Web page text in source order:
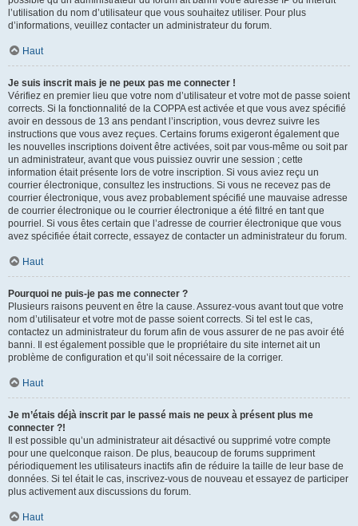
l’utilisation du nom d’utilisateur que vous souhaitez utiliser. Pour plus
d’informations, veuillez contacter un administrateur du forum.
Haut
Je suis inscrit mais je ne peux pas me connecter !
Vérifiez en premier lieu que votre nom d’utilisateur et votre mot de passe soient
corrects. Si la fonctionnalité de la COPPA est activée et que vous avez spécifié
avoir en dessous de 13 ans pendant l’inscription, vous devrez suivre les
instructions que vous avez reçues. Certains forums exigeront également que
les nouvelles inscriptions doivent être activées, soit par vous-même ou soit par
un administrateur, avant que vous puissiez ouvrir une session ; cette
information était présente lors de votre inscription. Si vous aviez reçu un
courrier électronique, consultez les instructions. Si vous ne recevez pas de
courrier électronique, vous avez probablement spécifié une mauvaise adresse
de courrier électronique ou le courrier électronique a été filtré en tant que
pourriel. Si vous êtes certain que l’adresse de courrier électronique que vous
avez spécifiée était correcte, essayez de contacter un administrateur du forum.
Haut
Pourquoi ne puis-je pas me connecter ?
Plusieurs raisons peuvent en être la cause. Assurez-vous avant tout que votre
nom d’utilisateur et votre mot de passe soient corrects. Si tel est le cas,
contactez un administrateur du forum afin de vous assurer de ne pas avoir été
banni. Il est également possible que le propriétaire du site internet ait un
problème de configuration et qu’il soit nécessaire de la corriger.
Haut
Je m’étais déjà inscrit par le passé mais ne peux à présent plus me
connecter ?!
Il est possible qu’un administrateur ait désactivé ou supprimé votre compte
pour une quelconque raison. De plus, beaucoup de forums suppriment
périodiquement les utilisateurs inactifs afin de réduire la taille de leur base de
données. Si tel était le cas, inscrivez-vous de nouveau et essayez de participer
plus activement aux discussions du forum.
Haut